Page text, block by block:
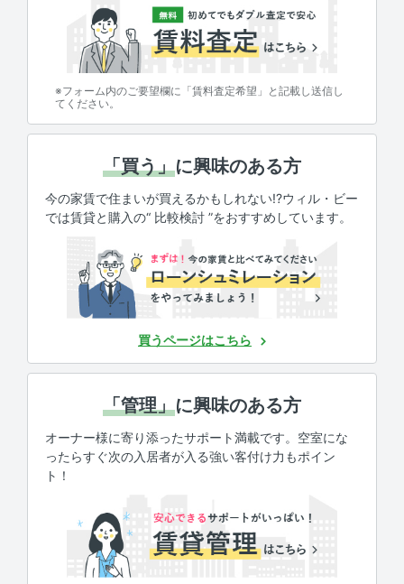
※フォーム内のご要望欄に「賃料査定希望」と記載し送信し
てください。
「買う」に興味のある方
今の家賃で住まいが買えるかもしれない!?ウィル・ビー
では賃貸と購入の“ 比較検討 ”をおすすめしています。
買うページはこちら
「管理」に興味のある方
オーナー様に寄り添ったサポート満載です。空室にな
ったらすぐ次の入居者が入る強い客付け力もポイン
ト！